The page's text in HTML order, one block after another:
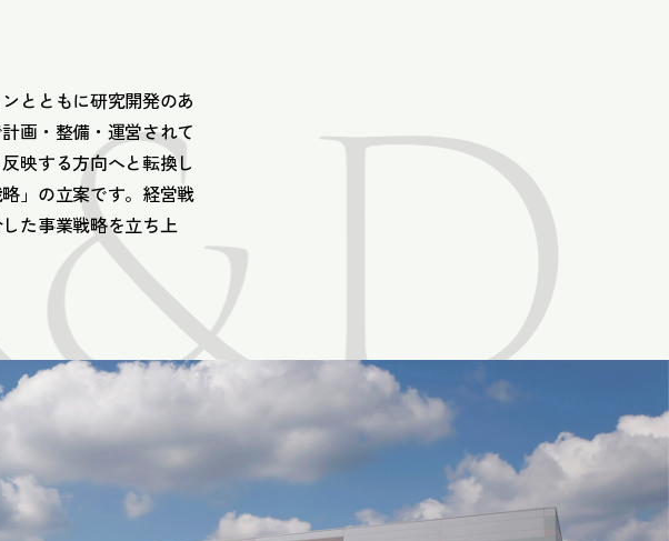
とともに研究開発のあ
画・整備・運営されて
映する方向へと転換し
」の立案です。経営戦
た事業戦略を立ち上